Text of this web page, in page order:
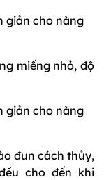
miếng nhỏ, độ
đun cách thủy,
cho đến khi